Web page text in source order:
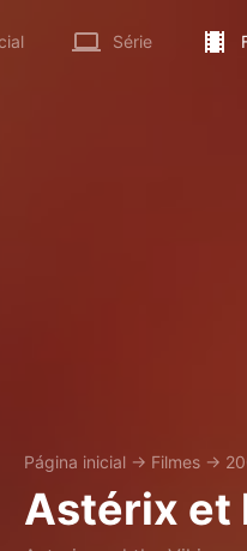
Série
Página inicial → Filmes →
Astérix et